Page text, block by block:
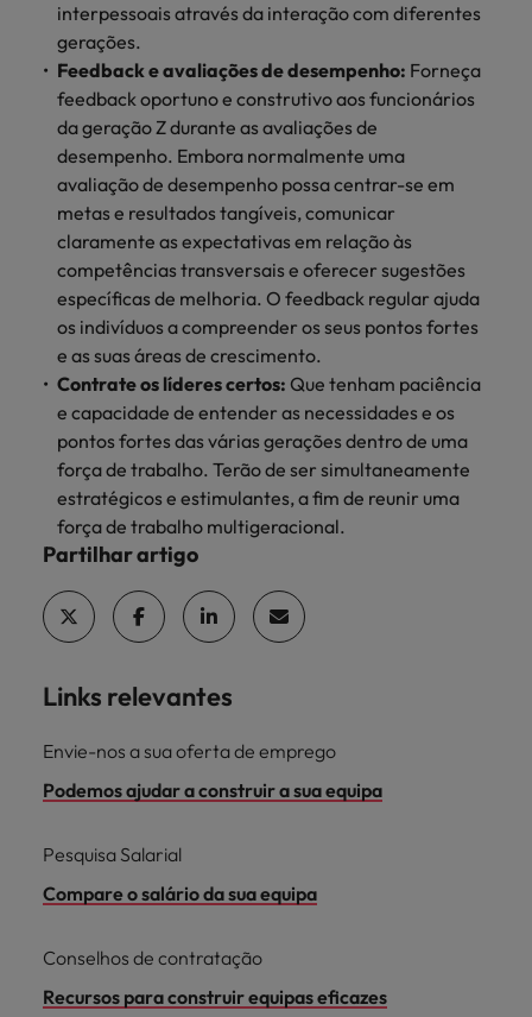
interpessoais através da interação com diferentes
gerações.
Feedback e avaliações de desempenho: Forneça
feedback oportuno e construtivo aos funcionários
da geração Z durante as avaliações de
desempenho. Embora normalmente uma
avaliação de desempenho possa centrar-se em
metas e resultados tangíveis, comunicar
claramente as expectativas em relação às
competências transversais e oferecer sugestões
específicas de melhoria. O feedback regular ajuda
os indivíduos a compreender os seus pontos fortes
e as suas áreas de crescimento.
Contrate os líderes certos: Que tenham paciência
e capacidade de entender as necessidades e os
pontos fortes das várias gerações dentro de uma
força de trabalho. Terão de ser simultaneamente
estratégicos e estimulantes, a fim de reunir uma
força de trabalho multigeracional.
Partilhar artigo
Links relevantes
Envie-nos a sua oferta de emprego
Podemos ajudar a construir a sua equipa
Pesquisa Salarial
Compare o salário da sua equipa
Conselhos de contratação
Recursos para construir equipas eficazes